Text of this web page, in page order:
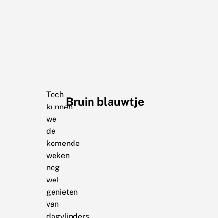
Toch
kunnen
we
de
komende
weken
nog
wel
genieten
van
dagvlinders,
Bruin blauwtje